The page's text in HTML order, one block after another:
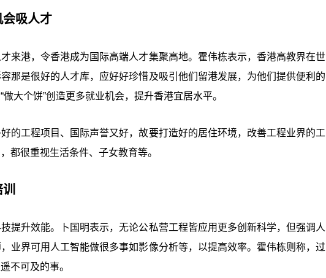
吸人才
来港，令香港成为国际高端人才集聚高地。霍伟栋表示，香港高教界在世
那是很好的人才库，应好好珍惜及吸引他们留港发展，为他们提供便利的
大个饼”创造更多就业机会，提升香港宜居水平。
的工程项目、国际声誉又好，故要打造好的居住环境，改善工程业界的工
都很重视生活条件、子女教育等。
提升效能。卜国明表示，无论公私营工程皆应用更多创新科学，但强调人
业界可用人工智能做很多事如影像分析等，以提高效率。霍伟栋则称，过
不可及的事。